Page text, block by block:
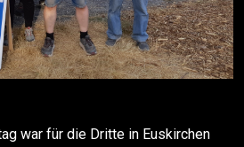
war für die Dritte in Euskirchen